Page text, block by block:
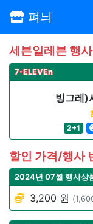
펴늬
세븐일레븐 행
7-ELEVEn
빙그레)
2+1
할인 가격/행사
2024년 07월 행사상
3,200 원